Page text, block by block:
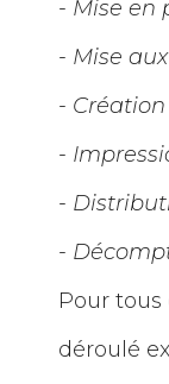
- Mise en
- Mise
-
-
-
-
Pour
déroulé